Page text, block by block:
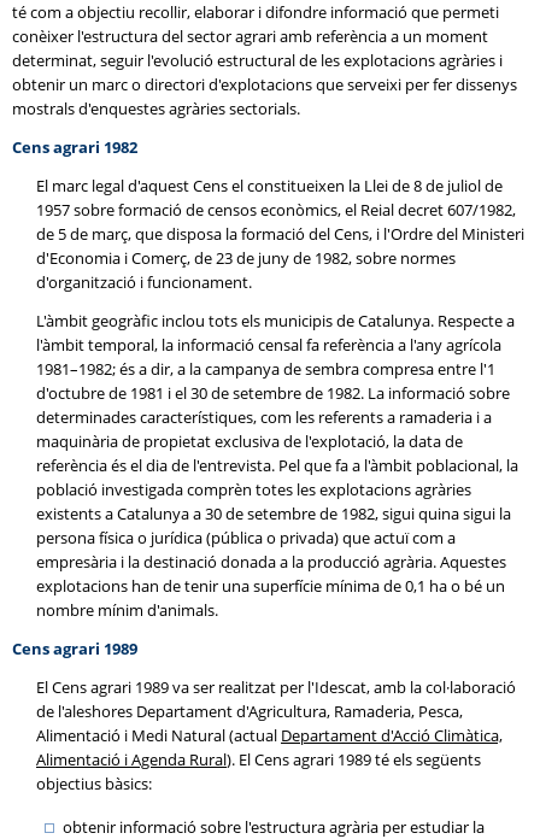
té com a objectiu recollir, elaborar i difondre informació que permeti
conèixer l'estructura del sector agrari amb referència a un moment
determinat, seguir l'evolució estructural de les explotacions agràries i
obtenir un marc o directori d'explotacions que serveixi per fer dissenys
mostrals d'enquestes agràries sectorials.
Cens agrari 1982
El marc legal d'aquest Cens el constitueixen la Llei de 8 de juliol de
1957 sobre formació de censos econòmics, el Reial decret 607/1982,
de 5 de març, que disposa la formació del Cens, i l'Ordre del Ministeri
d'Economia i Comerç, de 23 de juny de 1982, sobre normes
d'organització i funcionament.
L'àmbit geogràfic inclou tots els municipis de Catalunya. Respecte a
l'àmbit temporal, la informació censal fa referència a l'any agrícola
1981–1982; és a dir, a la campanya de sembra compresa entre l'1
d'octubre de 1981 i el 30 de setembre de 1982. La informació sobre
determinades característiques, com les referents a ramaderia i a
maquinària de propietat exclusiva de l'explotació, la data de
referència és el dia de l'entrevista. Pel que fa a l'àmbit poblacional, la
població investigada comprèn totes les explotacions agràries
existents a Catalunya a 30 de setembre de 1982, sigui quina sigui la
persona física o jurídica (pública o privada) que actuï com a
empresària i la destinació donada a la producció agrària. Aquestes
explotacions han de tenir una superfície mínima de 0,1 ha o bé un
nombre mínim d'animals.
Cens agrari 1989
El Cens agrari 1989 va ser realitzat per l'Idescat, amb la col·laboració
de l'aleshores Departament d'Agricultura, Ramaderia, Pesca,
Alimentació i Medi Natural (actual Departament d'Acció Climàtica,
Alimentació i Agenda Rural). El Cens agrari 1989 té els següents
objectius bàsics:
obtenir informació sobre l'estructura agrària per estudiar la